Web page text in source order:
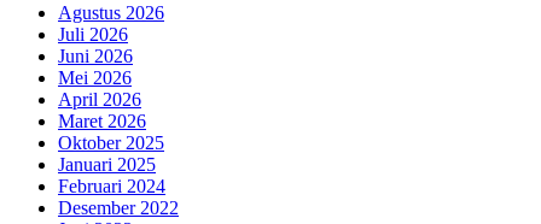
Agustus 2026
Juli 2026
Juni 2026
Mei 2026
April 2026
Maret 2026
Oktober 2025
Januari 2025
Februari 2024
Desember 2022